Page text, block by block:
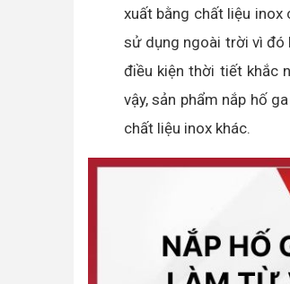
xuất bằng chất liệu
sử dụng ngoài trời vì đó
điều kiện thời tiết khắc
vậy, sản phẩm nắp hố
chất liệu inox khác.